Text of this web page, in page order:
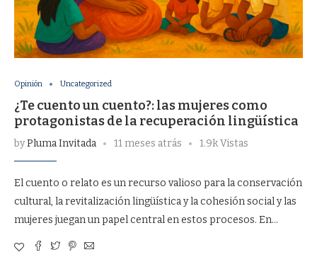
Opinión Uncategorized
¿Te cuento un cuento?: las mujeres como
protagonistas de la recuperación lingüística
byPluma Invitada 11 meses atrás 1.9k Vistas
El cuento o relato es un recurso valioso para la conservación
cultural, la revitalización lingüística y la cohesión social y las
mujeres juegan un papel central en estos procesos. En…